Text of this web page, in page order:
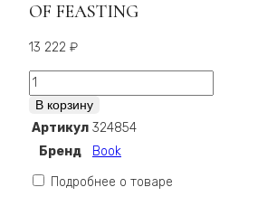
OF FEASTING
13 222 ₽
Количество
Dining
with
the
Sultan:
The
В корзину
Артикул 324854
Бренд
Book
Подробнее о товаре